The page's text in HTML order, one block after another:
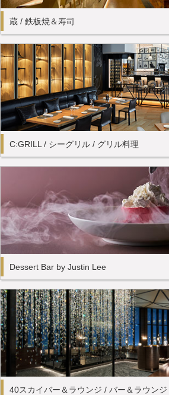
蔵 / 鉄板焼＆寿司
C:GRILL / シーグリル / グリル料理
Dessert Bar by Justin Lee
40スカイバー＆ラウンジ / バー＆ラウンジ